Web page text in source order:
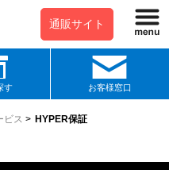
通販サイト
す お客様窓口
ビス > HYPER保証